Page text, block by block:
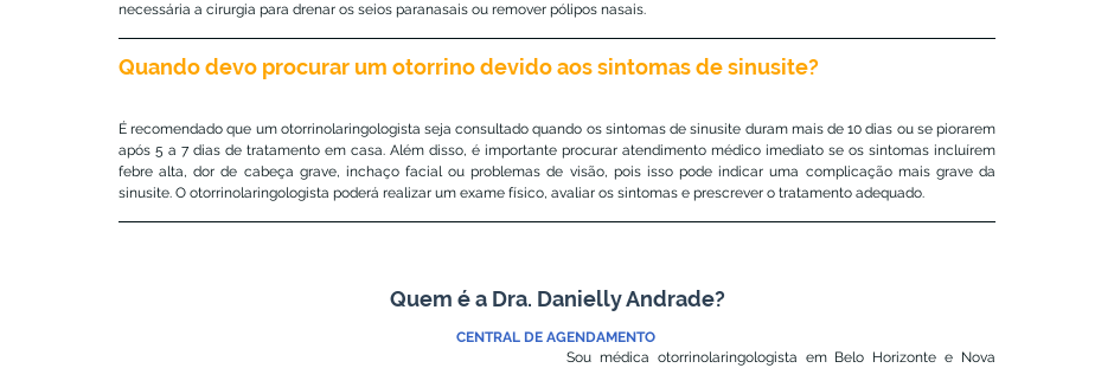
necessária a cirurgia para drenar os seios paranasais ou remover pólipos nasais.
Quando devo procurar um otorrino devido aos sintomas de sinusite?
É recomendado que um otorrinolaringologista seja consultado quando os sintomas de sinusite duram mais de 10 dias ou se piorarem
após 5 a 7 dias de tratamento em casa. Além disso, é importante procurar atendimento médico imediato se os sintomas incluírem
febre alta, dor de cabeça grave, inchaço facial ou problemas de visão, pois isso pode indicar uma complicação mais grave da
sinusite. O otorrinolaringologista poderá realizar um exame físico, avaliar os sintomas e prescrever o tratamento adequado.
Quem é a Dra. Danielly Andrade?
CENTRAL DE AGENDAMENTO
Sou médica otorrinolaringologista em Belo Horizonte e Nova